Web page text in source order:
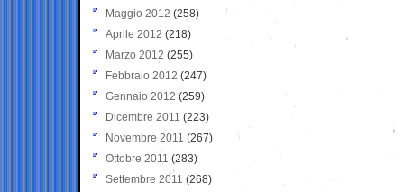
Maggio 2012 (258)
Aprile 2012 (218)
Marzo 2012 (255)
Febbraio 2012 (247)
Gennaio 2012 (259)
Dicembre 2011 (223)
Novembre 2011 (267)
Ottobre 2011 (283)
Settembre 2011 (268)